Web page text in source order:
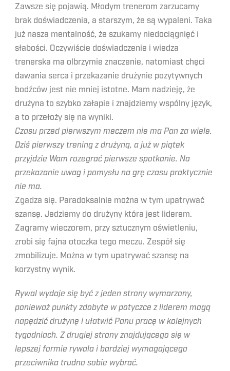
Zawsze się pojawią. Młodym trenerom zarzucamy
brak doświadczenia, a starszym, że są wypaleni. Taka
już nasza mentalność, że szukamy niedociągnięć i
słabości. Oczywiście doświadczenie i wiedza
trenerska ma olbrzymie znaczenie, natomiast chęci
dawania serca i przekazanie drużynie pozytywnych
bodźców jest nie mniej istotne. Mam nadzieję, że
drużyna to szybko załapie i znajdziemy wspólny język,
a to przełoży się na wyniki.
Czasu przed pierwszym meczem nie ma Pan za wiele.
Dziś pierwszy trening z drużyną, a już w piątek
przyjdzie Wam rozegrać pierwsze spotkanie. Na
przekazanie uwag i pomysłu na grę czasu praktycznie
nie ma.
Zgadza się. Paradoksalnie można w tym upatrywać
szansę. Jedziemy do drużyny która jest liderem.
Zagramy wieczorem, przy sztucznym oświetleniu,
zrobi się fajna otoczka tego meczu. Zespół się
zmobilizuje. Można w tym upatrywać szansę na
korzystny wynik.
Rywal wydaje się być z jeden strony wymarzony,
ponieważ punkty zdobyte w potyczce z liderem mogą
napędzić drużynę i ułatwić Panu pracę w kolejnych
tygodniach. Z drugiej strony znajdującego się w
lepszej formie rywala i bardziej wymagającego
przeciwnika trudno sobie wybrać.